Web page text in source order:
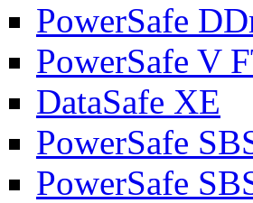
PowerSafe
PowerSafe V
DataSafe XE
PowerSafe
PowerSafe